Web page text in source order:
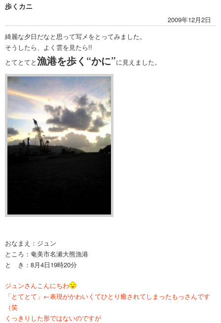
歩くカニ
2009年12月2日
綺麗な夕日だなと思って写メをとってみました。
そうしたら、よく雲を見たら!!
とてとてと漁港を歩く“かに”に見えました。
おなまえ：ジュン
ところ：奄美市名瀬大熊漁港
と き：8月4日19時20分
ジュンさんこんにちわ
「とてとて」←表現がかわいくてひとり癒されてしまったもっさんです
（笑
くっきりした形ではないのですが